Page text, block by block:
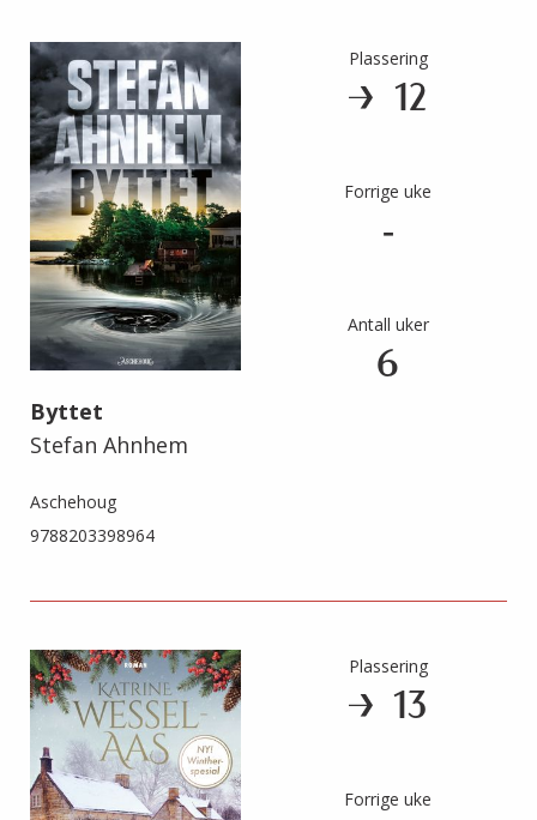
Byttet
Stefan Ahnhem
Aschehoug
9788203398964
Plassering
12
Forrige uke
-
Antall uker
6
Plassering
13
Forrige uke